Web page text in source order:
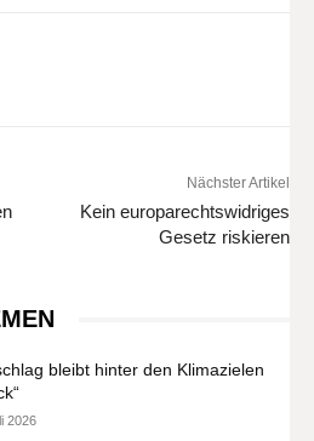
Nächster Artikel
Kein europarechtswidriges
Gesetz riskieren
bleibt hinter den Klimazielen
2026